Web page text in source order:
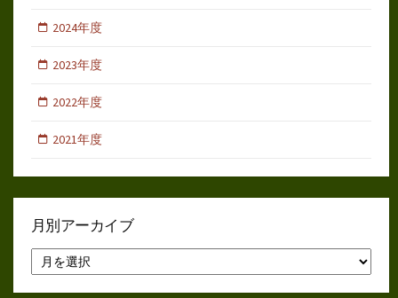
2024年度
2023年度
2022年度
2021年度
月別アーカイブ
別
ア